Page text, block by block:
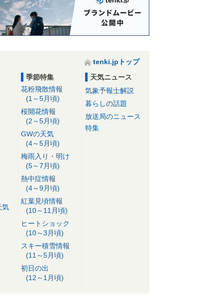
tenki.jpトップ
気
季節特集
花粉飛散情報
(1～5月頃)
桜開花情報
(2～5月頃)
GWの天気
(4～5月頃)
梅雨入り・明け
(5～7月頃)
熱中症情報
(4～9月頃)
紅葉見頃情報
(10～11月頃)
ヒートショック
(10～3月頃)
スキー積雪情報
(11～5月頃)
初日の出
(12～1月頃)
天気ニュース
気象予報士解説
暮らしの話題
放送局のニュース
特集